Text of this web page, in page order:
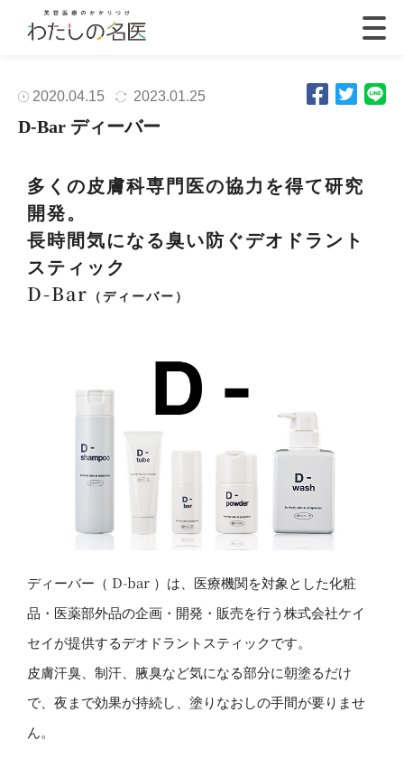
2020.04.15 2023.01.25
D-Bar ディーバー
多くの皮膚科専門医の協力を得て研究
開発。
長時間気になる臭い防ぐデオドラント
スティック
D-Bar
（ディーバー）
ディーバー（ D-bar ）は、医療機関を対象とした化粧
品・医薬部外品の企画・開発・販売を行う株式会社ケイ
セイが提供するデオドラントスティックです。
皮膚汗臭、制汗、腋臭など気になる部分に朝塗るだけ
で、夜まで効果が持続し、塗りなおしの手間が要りませ
ん。